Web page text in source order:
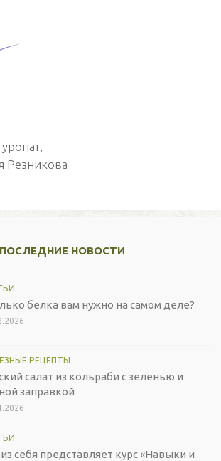
Резникова
ПОСЛЕДНИЕ НОВОСТИ
белка вам нужно на самом деле?
РЕЦЕПТЫ
салат из кольраби с зеленью и
заправкой
себя представляет курс «Навыки и